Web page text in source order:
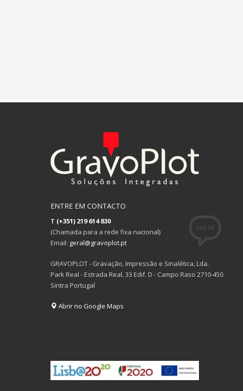
ENTRE EM CONTACTO
T (+351) 219 614 830
(Chamada para a rede fixa nacional)
Email: geral@gravoplot.pt
GRAVOPLOT - Gravação, Impressão e Sinalética, Lda.
Park Real - Estrada Real, 33 Edif. D - Campo Raso 2710-450
Sintra Portugal
Abrir no Google Maps